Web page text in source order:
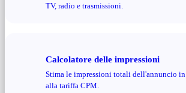
TV, radio e trasmissioni.
Calcolatore delle impressioni
Stima le impressioni totali dell'annuncio in
alla tariffa CPM.